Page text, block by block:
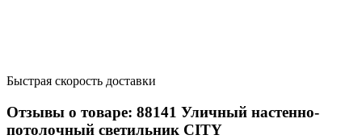
Быстрая скорость доставки
Отзывы о товаре: 88141 Уличный настенно-
потолочный светильник CITY